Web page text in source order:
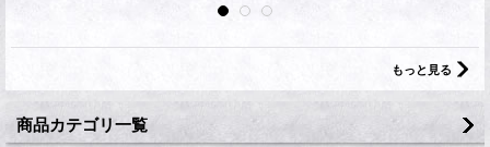
もっと見る
商品カテゴリ一覧